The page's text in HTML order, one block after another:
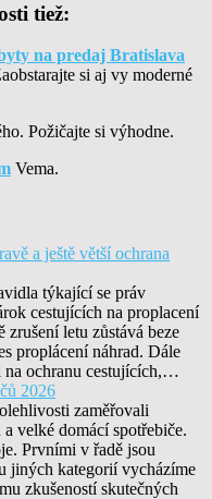
tiež:
na predaj Bratislava
si aj vy moderné
Požičajte si výhodne.
Vema.
a ještě větší ochrana
týkající se práv
cestujících na proplacení
letu zůstává beze
proplácení náhrad. Dále
na ochranu cestujících,…
2026
zaměřovali
velké domácí spotřebiče.
Prvními v řadě jsou
jiných kategorií vycházíme
zkušeností skutečných